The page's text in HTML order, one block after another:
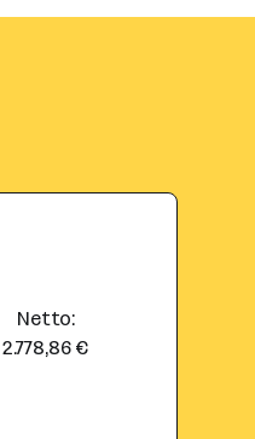
Netto:
2.778,86 €